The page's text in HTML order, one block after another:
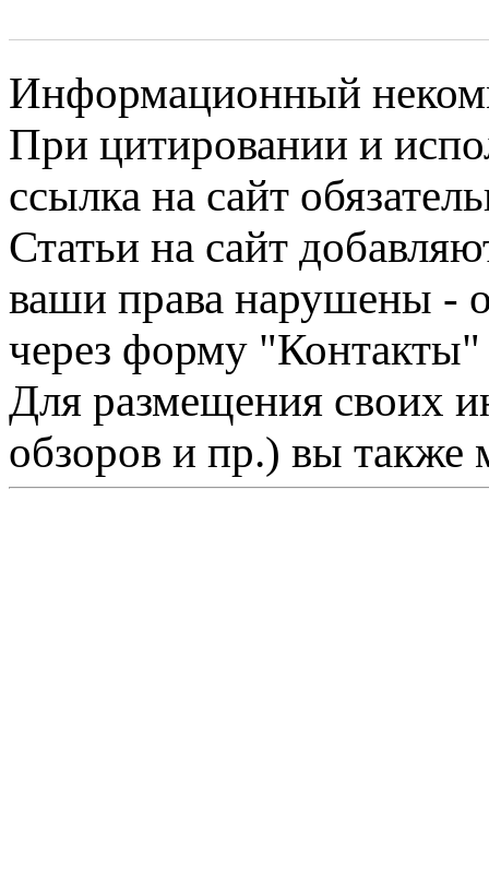
Информационный
При цитировании и
ссылка на сайт
Статьи на сайт
ваши права нарушены -
через форму "Контакты"
Для размещения своих
обзоров и пр.) вы также